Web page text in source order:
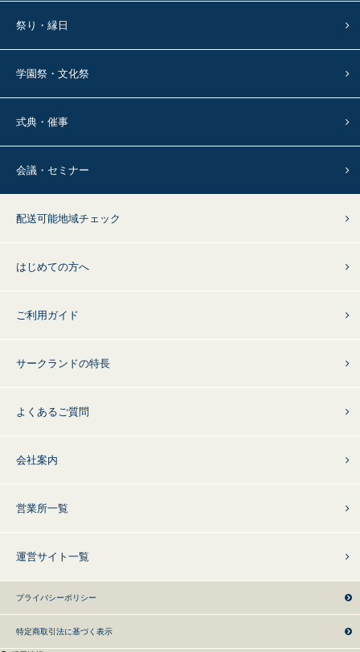
祭り・縁日
学園祭・文化祭
式典・催事
会議・セミナー
配送可能地域チェック
はじめての方へ
ご利用ガイド
サークランドの特長
よくあるご質問
会社案内
営業所一覧
運営サイト一覧
プライバシーポリシー
特定商取引法に基づく表示